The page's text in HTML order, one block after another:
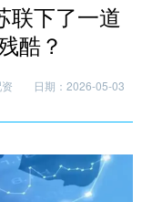
联下了一道
酷？
日期：2026-05-03